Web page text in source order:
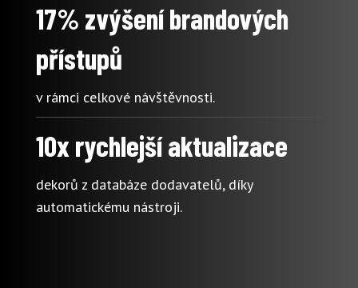
17% zvýšení brandových
přístupů
v rámci celkové návštěvnosti.
10x rychlejší aktualizace
dekorů z databáze dodavatelů, díky
automatickému nástroji.